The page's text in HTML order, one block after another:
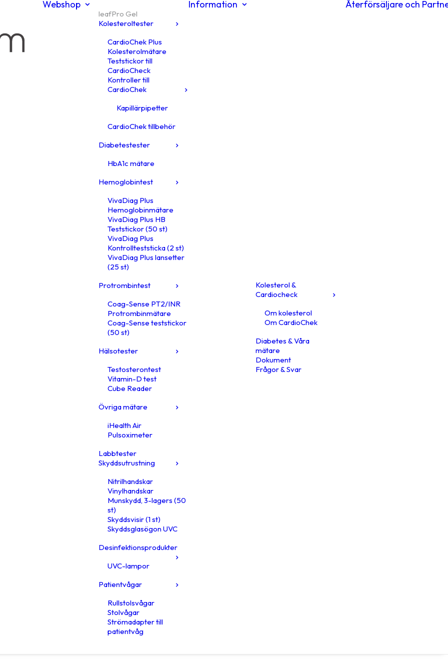
Webshop
leafPro Gel
Kolesteroltester
CardioChek Plus
Kolesterolmätare
Teststickor till
CardioCheck
Kontroller till
CardioChek
Kapillärpipetter
CardioChek tillbehör
Diabetestester
HbA1c mätare
Hemoglobintest
VivaDiag Plus
Hemoglobinmätare
VivaDiag Plus HB
Teststickor (50 st)
VivaDiag Plus
Kontrollteststicka (2 st)
VivaDiag Plus lansetter
(25 st)
Protrombintest
Coag-Sense PT2/INR
Protrombinmätare
Coag-Sense teststickor
(50 st)
Hälsotester
Testosterontest
Vitamin-D test
Cube Reader
Övriga mätare
iHealth Air
Pulsoximeter
Labbtester
Skyddsutrustning
Nitrilhandskar
Vinylhandskar
Munskydd, 3-lagers (50
st)
Skyddsvisir (1 st)
Skyddsglasögon UVC
Desinfektionsprodukter
UVC-lampor
Patientvågar
Rullstolsvågar
Stolvågar
Strömadapter till
patientvåg
Information
Kolesterol &
Cardiocheck
Om kolesterol
Om CardioChek
Diabetes & Våra
mätare
Dokument
Frågor & Svar
Återförsäljare och